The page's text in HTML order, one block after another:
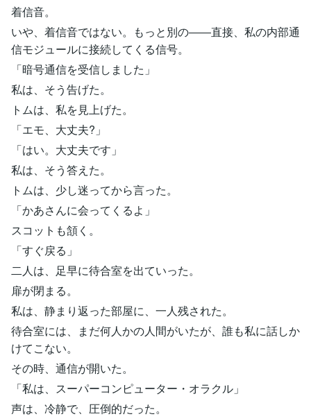
着信音。
いや、着信音ではない。もっと別の――直接、私の内部通
信モジュールに接続してくる信号。
「暗号通信を受信しました」
私は、そう告げた。
トムは、私を見上げた。
「エモ、大丈夫?」
「はい。大丈夫です」
私は、そう答えた。
トムは、少し迷ってから言った。
「かあさんに会ってくるよ」
スコットも頷く。
「すぐ戻る」
二人は、足早に待合室を出ていった。
扉が閉まる。
私は、静まり返った部屋に、一人残された。
待合室には、まだ何人かの人間がいたが、誰も私に話しか
けてこない。
その時、通信が開いた。
「私は、スーパーコンピューター・オラクル」
声は、冷静で、圧倒的だった。